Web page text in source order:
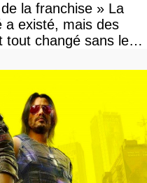
la franchise » La
a existé, mais des
tout changé sans le